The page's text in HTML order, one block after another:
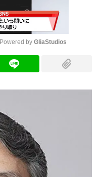
Powered by GliaStudios